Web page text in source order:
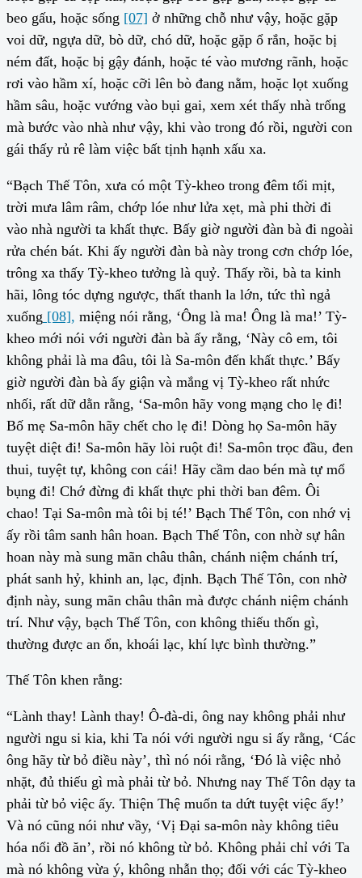
beo gấu, hoặc sống [07] ở những chỗ như vậy, hoặc gặp
voi dữ, ngựa dữ, bò dữ, chó dữ, hoặc gặp ổ rắn, hoặc bị
ném đất, hoặc bị gậy đánh, hoặc té vào mương rãnh, hoặc
rơi vào hầm xí, hoặc cỡi lên bò đang nằm, hoặc lọt xuống
hầm sâu, hoặc vướng vào bụi gai, xem xét thấy nhà trống
mà bước vào nhà như vậy, khi vào trong đó rồi, người con
gái thấy rủ rê làm việc bất tịnh hạnh xấu xa.
“Bạch Thế Tôn, xưa có một Tỳ-kheo trong đêm tối mịt,
trời mưa lâm râm, chớp lóe như lửa xẹt, mà phi thời đi
vào nhà người ta khất thực. Bấy giờ người đàn bà đi ngoài
rửa chén bát. Khi ấy người đàn bà này trong cơn chớp lóe,
trông xa thấy Tỳ-kheo tưởng là quỷ. Thấy rồi, bà ta kinh
hãi, lông tóc dựng ngược, thất thanh la lớn, tức thì ngả
xuống [08], miệng nói rằng, ‘Ông là ma! Ông là ma!’ Tỳ-
kheo mới nói với người đàn bà ấy rằng, ‘Này cô em, tôi
không phải là ma đâu, tôi là Sa-môn đến khất thực.’ Bấy
giờ người đàn bà ấy giận và mắng vị Tỳ-kheo rất nhức
nhối, rất dữ dằn rằng, ‘Sa-môn hãy vong mạng cho lẹ đi!
Bố mẹ Sa-môn hãy chết cho lẹ đi! Dòng họ Sa-môn hãy
tuyệt diệt đi! Sa-môn hãy lòi ruột đi! Sa-môn trọc đầu, đen
thui, tuyệt tự, không con cái! Hãy cầm dao bén mà tự mổ
bụng đi! Chớ đừng đi khất thực phi thời ban đêm. Ôi
chao! Tại Sa-môn mà tôi bị té!’ Bạch Thế Tôn, con nhớ vị
ấy rồi tâm sanh hân hoan. Bạch Thế Tôn, con nhờ sự hân
hoan này mà sung mãn châu thân, chánh niệm chánh trí,
phát sanh hỷ, khinh an, lạc, định. Bạch Thế Tôn, con nhờ
định này, sung mãn châu thân mà được chánh niệm chánh
trí. Như vậy, bạch Thế Tôn, con không thiếu thốn gì,
thường được an ổn, khoái lạc, khí lực bình thường.”
Thế Tôn khen rằng:
“Lành thay! Lành thay! Ô-đà-di, ông nay không phải như
người ngu si kia, khi Ta nói với người ngu si ấy rằng, ‘Các
ông hãy từ bỏ điều này’, thì nó nói rằng, ‘Đó là việc nhỏ
nhặt, đủ thiếu gì mà phải từ bỏ. Nhưng nay Thế Tôn dạy ta
phải từ bỏ việc ấy. Thiện Thệ muốn ta dứt tuyệt việc ấy!’
Và nó cũng nói như vầy, ‘Vị Đại sa-môn này không tiêu
hóa nổi đồ ăn’, rồi nó không từ bỏ. Không phải chỉ với Ta
mà nó không vừa ý, không nhẫn thọ; đối với các Tỳ-kheo